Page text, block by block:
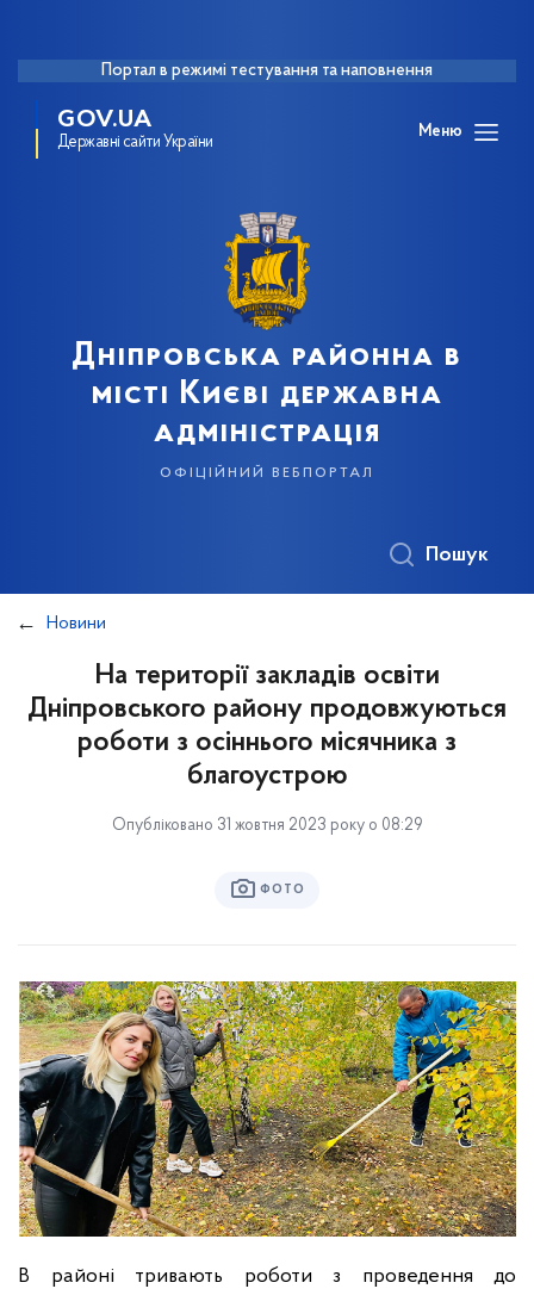
Портал в режимі тестування та наповнення
GOV.UA
Державні сайти України
Меню
Дніпровська районна в
місті Києві державна
адміністрація
офіційний вебпортал
Пошук
Новини
На території закладів освіти
Дніпровського району продовжуються
роботи з осіннього місячника з
благоустрою
Опубліковано 31 жовтня 2023 року о 08:29
ФОТО
В районі тривають роботи з проведення до